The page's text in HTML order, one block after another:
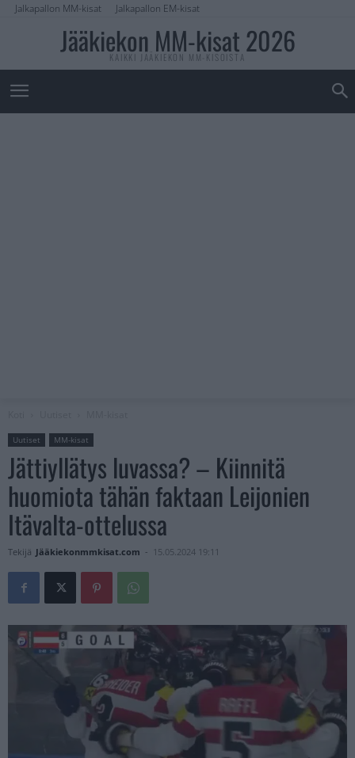
Jalkapallon MM-kisat Jalkapallon EM-kisat
Jääkiekon MM-kisat 2026
KAIKKI JÄÄKIEKON MM-KISOISTA
Uutiset MM-kisat
Jättiyllätys luvassa? – Kiinnitä
huomiota tähän faktaan Leijonien
Itävalta-ottelussa
Tekijä Jääkiekonmmkisat.com - 15.05.2024 19:11